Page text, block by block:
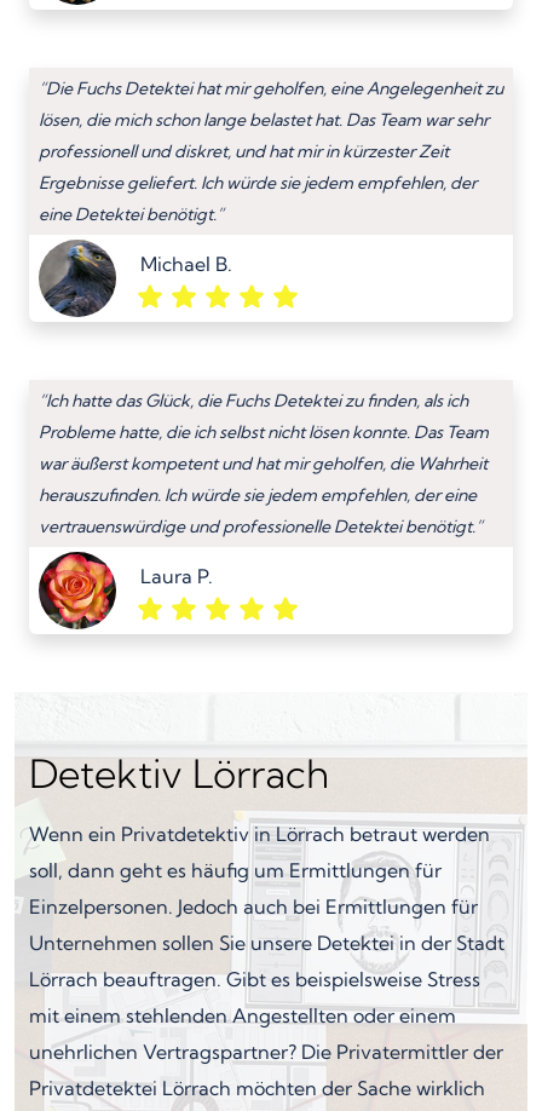
“Die Fuchs Detektei hat mir geholfen, eine Angelegenheit zu
lösen, die mich schon lange belastet hat. Das Team war sehr
professionell und diskret, und hat mir in kürzester Zeit
Ergebnisse geliefert. Ich würde sie jedem empfehlen, der
eine Detektei benötigt.”
Michael B.
“Ich hatte das Glück, die Fuchs Detektei zu finden, als ich
Probleme hatte, die ich selbst nicht lösen konnte. Das Team
war äußerst kompetent und hat mir geholfen, die Wahrheit
herauszufinden. Ich würde sie jedem empfehlen, der eine
vertrauenswürdige und professionelle Detektei benötigt.”
Laura P.
Detektiv Lörrach
Wenn ein Privatdetektiv in Lörrach betraut werden
soll, dann geht es häufig um Ermittlungen für
Einzelpersonen. Jedoch auch bei Ermittlungen für
Unternehmen sollen Sie unsere Detektei in der Stadt
Lörrach beauftragen. Gibt es beispielsweise Stress
mit einem stehlenden Angestellten oder einem
unehrlichen Vertragspartner? Die Privatermittler der
Privatdetektei Lörrach möchten der Sache wirklich